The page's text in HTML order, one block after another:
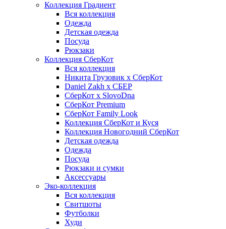
Коллекция Градиент
Вся коллекция
Одежда
Детская одежда
Посуда
Рюкзаки
Коллекция СберКот
Вся коллекция
Никита Грузовик х СберКот
Daniel Zakh x СБЕР
СберКот x SlovoDna
СберКот Premium
СберКот Family Look
Коллекция СберКот и Куся
Коллекция Новогодний СберКот
Детская одежда
Одежда
Посуда
Рюкзаки и сумки
Аксессуары
Эко-коллекция
Вся коллекция
Свитшоты
Футболки
Худи